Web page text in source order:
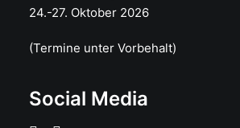
24.-27. Oktober 2026
(Termine unter Vorbehalt)
Social Media